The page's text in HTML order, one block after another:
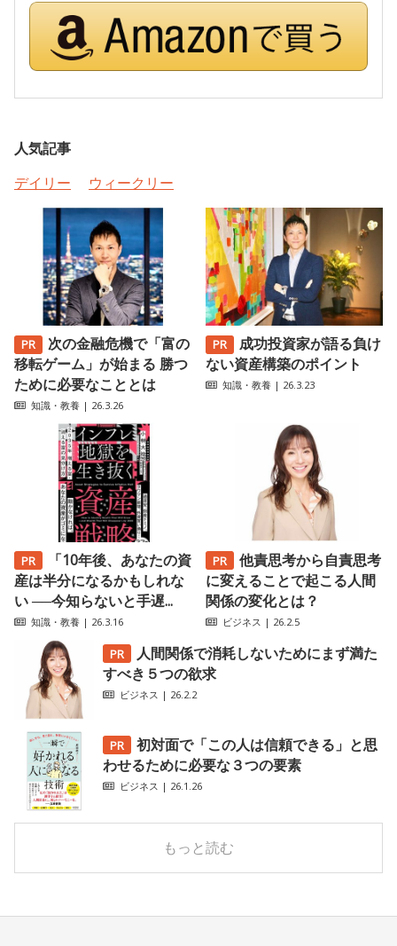
人気記事
デイリー
ウィークリー
次の金融危機で「富の
移転ゲーム」が始まる 勝つ
ために必要なこととは
知識・教養 | 26.3.26
成功投資家が語る負け
ない資産構築のポイント
知識・教養 | 26.3.23
「10年後、あなたの資
産は半分になるかもしれな
い ──今知らないと手遅...
知識・教養 | 26.3.16
他責思考から自責思考
に変えることで起こる人間
関係の変化とは？
ビジネス | 26.2.5
人間関係で消耗しないためにまず満た
すべき５つの欲求
ビジネス | 26.2.2
初対面で「この人は信頼できる」と思
わせるために必要な３つの要素
ビジネス | 26.1.26
もっと読む